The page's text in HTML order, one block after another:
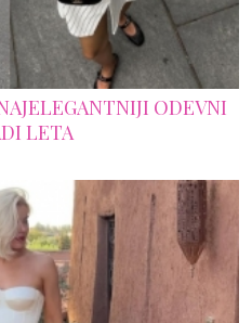
ODEVNI
LETA